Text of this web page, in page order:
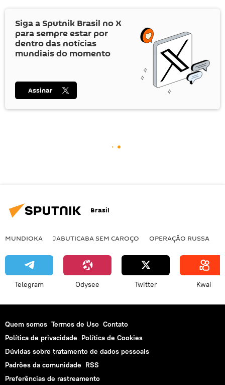
Siga a Sputnik Brasil noX
para sempre estar por
dentro das notícias
mundiais do momento
Assinar
Brasil
MUNDIOKA JABUTICABA SEM CAROÇO OPERAÇÃO RUSSA
Telegram Odysee Twitter Kwai
Quem somos Termos de Uso Contato
Política de privacidade Política de Cookies
Dúvidas sobre tratamento de dados pessoais
Padrões da comunidade RSS
Preferências de rastreamento